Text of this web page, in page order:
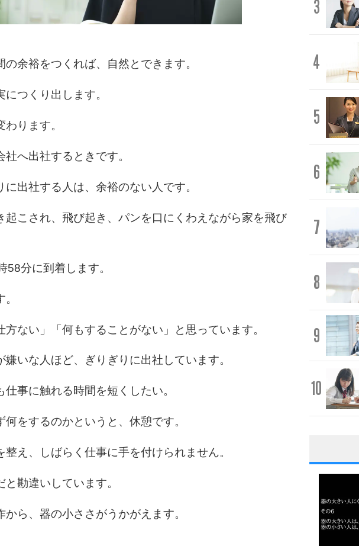
余裕をつくれば、自然とできます。
つくり出します。
ります。
へ出社するときです。
出社する人は、余裕のない人です。
起こされ、飛び起き、パンを口にくわえながら家を飛び
58分に到着します。
方ない」「何もすることがない」と思っています。
いな人ほど、ぎりぎりに出社しています。
事に触れる時間を短くしたい。
何をするのかというと、休憩です。
え、しばらく仕事に手を付けられません。
勘違いしています。
ら、器の小ささがうかがえます。
3
4
5
6
7
8
9
10
1